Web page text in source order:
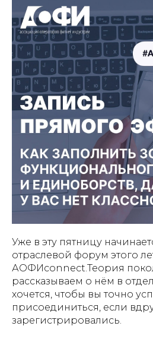
Уже в эту пятницу
отраслевой форум этого
АОФИconnect.Теория
рассказываем о нём в
хочется, чтобы вы точно
присоединиться, если
зарегистрировались.